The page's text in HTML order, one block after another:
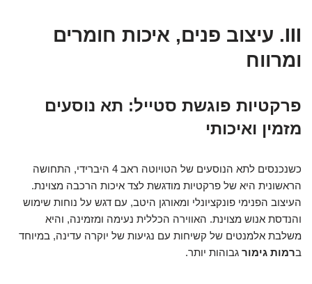
III. עיצוב פנים, איכות חומרים
ומרווח
פרקטיות פוגשת סטייל: תא נוסעים
מזמין ואיכותי
כשנכנסים לתא הנוסעים של הטויוטה ראב 4 היברידי, התחושה
הראשונית היא של פרקטיות מודגשת לצד איכות הרכבה מצוינת.
העיצוב הפנימי פונקציונלי ומאורגן היטב, עם דגש על נוחות שימוש
והנדסת אנוש מצוינת. האווירה הכללית נעימה ומזמינה, והיא
משלבת אלמנטים של קשיחות עם נגיעות של יוקרה עדינה, במיוחד
ברמות גימור גבוהות יותר.